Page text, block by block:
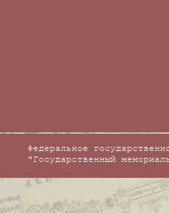
Федеральное
"Государственный